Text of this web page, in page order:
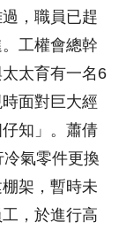
，職員已趕
工權會總幹
太育有一名6
面對巨大經
知」。蕭倩
氣零件更換
架，暫時未
，於進行高